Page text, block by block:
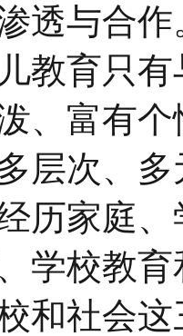
透与合
教育只
、富有
层次、
历家庭
学校教
和社会